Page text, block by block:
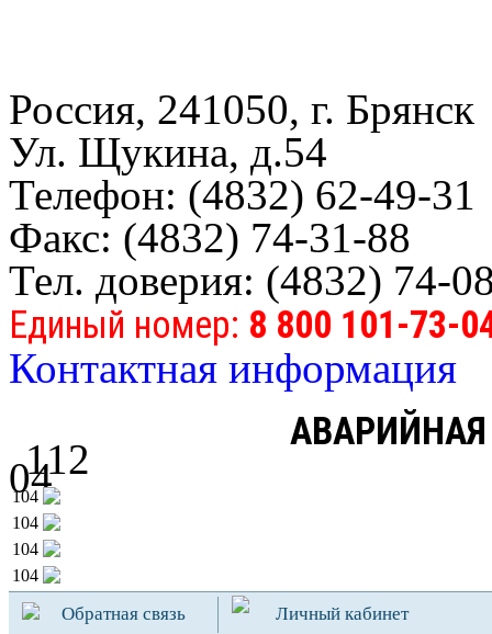
Россия, 241050, г. Брянск
Ул. Щукина, д.54
Телефон: (4832) 62-49-31
Факс: (4832) 74-31-88
Тел. доверия: (4832) 74-
Единый номер: 8 800 101-73-
Контактная информация
04
112
104
104
104
104
Обратная связь
Личный кабинет